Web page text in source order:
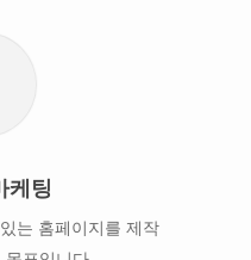
케팅
는 홈페이지를 제작